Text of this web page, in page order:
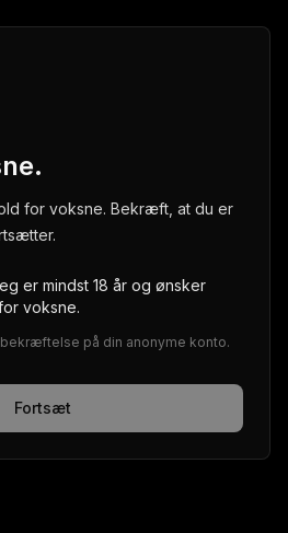
for voksne. Bekræft, at du er
er mindst 18 år og ønsker
voksne.
på din anonyme konto.
Fortsæt